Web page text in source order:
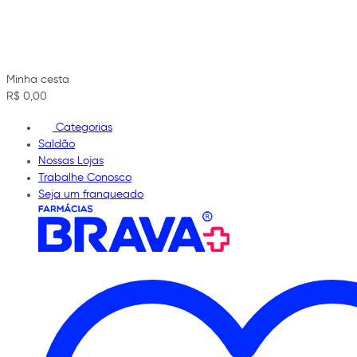
Minha cesta
R$ 0,00
Categorias
Saldão
Nossas Lojas
Trabalhe Conosco
Seja um franqueado